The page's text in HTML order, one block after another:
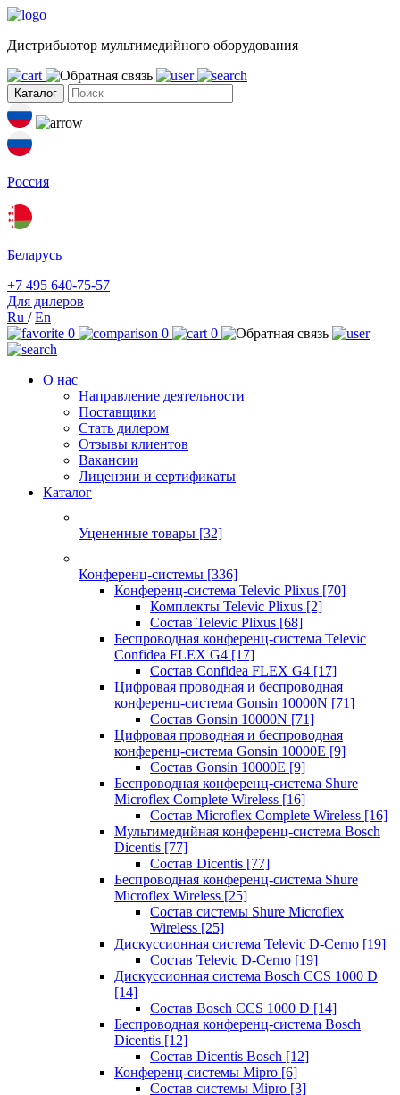
Дистрибьютор мультимедийного оборудования
Каталог
Россия
Беларусь
+7 495 640-75-57
Для дилеров
Ru /En
0
0 0
О нас
Направление деятельности
Поставщики
Стать дилером
Отзывы клиентов
Вакансии
Лицензии и сертификаты
Каталог
Уцененные товары [32]
Конференц-системы [336]
Конференц-система Televic Plixus [70]
Комплекты Televic Plixus [2]
Состав Televic Plixus [68]
Беспроводная конференц-система Televic
Confidea FLEX G4 [17]
Состав Confidea FLEX G4 [17]
Цифровая проводная и беспроводная
конференц-система Gonsin 10000N [71]
Состав Gonsin 10000N [71]
Цифровая проводная и беспроводная
конференц-система Gonsin 10000E [9]
Состав Gonsin 10000E [9]
Беспроводная конференц-система Shure
Microflex Complete Wireless [16]
Состав Microflex Complete Wireless [16]
Мультимедийная конференц-система Bosch
Dicentis [77]
Состав Dicentis [77]
Беспроводная конференц-система Shure
Microflex Wireless [25]
Состав системы Shure Microflex
Wireless [25]
Дискуссионная система Televic D-Cerno [19]
Состав Televic D-Cerno [19]
Дискуссионная система Bosch CCS 1000 D
[14]
Состав Bosch CCS 1000 D [14]
Беспроводная конференц-система Bosch
Dicentis [12]
Состав Dicentis Bosch [12]
Конференц-системы Mipro [6]
Состав системы Mipro [3]